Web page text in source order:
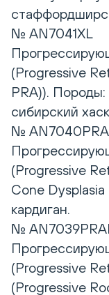
№ AN7041XL
(Progressive
PRA)). Породы:
сибирский
№
(Progressive
Cone
кардиган.
№
(Progressive
(Progressive